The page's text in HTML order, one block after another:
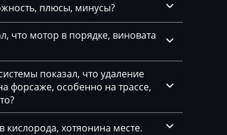
плюсы, минусы?
что мотор в порядке, виновата
показал, что удаление
форсаже, особенно на трассе,
кислорода, хотяонина месте.